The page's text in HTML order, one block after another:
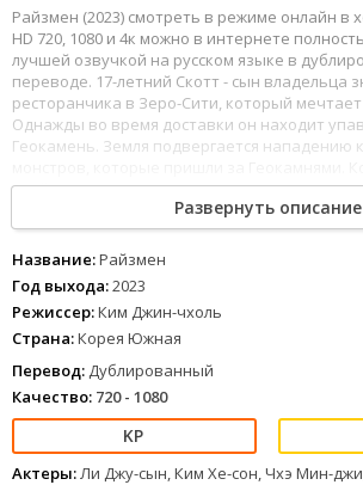
Райзмен (2023) смотреть в режиме онлайн в
HD 720, 1080 и 4к можно в интернете
лучшей озвучкой на русском языке в
переводе. 17-летний Скотт - сын владельца
ресторанчика в Зеро-Сити, который
Однажды во время доставки он находит
Геокамень. Земля подвергается нападению
«Райз» приходит на помощь Зеро-Сити.
который позволяет превращаться в
будет сражаться с бесчисленными
Землю.
Развернуть описание
Название:Райзмен
Год выхода:2023
Режиссер:Ким Джин-чхоль
Страна:Корея Южная
Перевод: Дублированный
Качество: 720 - 1080
Актеры:Ли Джу-сын, Ким Хе-сон, Чхэ Мин-